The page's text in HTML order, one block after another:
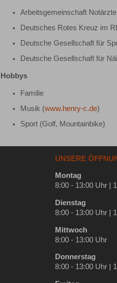
Arbeitsgemeinschaft
Deutsches Rotes Kreuz im
Deutsche Gesellschaft für
Deutsche Gesellschaft für
Hobbys
Familie
Musik (www.henry-c.de)
Sport (Golf, Mountainbike)
UNSERE
Montag
8:00 - 13:00 Uhr |
Dienstag
8:00 - 13:00 Uhr |
Mittwoch
8:00 - 13:00 Uhr
Donnerstag
8:00 - 13:00 Uhr |